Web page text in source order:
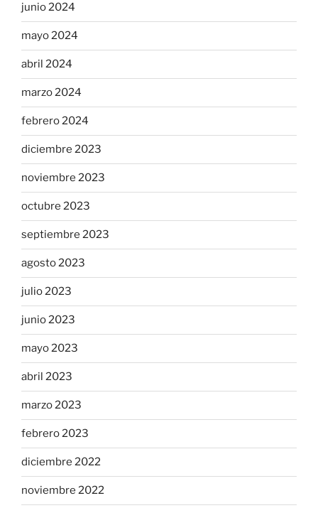
junio 2024
mayo 2024
abril 2024
marzo 2024
febrero 2024
diciembre 2023
noviembre 2023
octubre 2023
septiembre 2023
agosto 2023
julio 2023
junio 2023
mayo 2023
abril 2023
marzo 2023
febrero 2023
diciembre 2022
noviembre 2022